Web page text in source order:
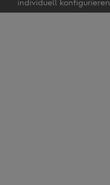
individuell konfigurieren